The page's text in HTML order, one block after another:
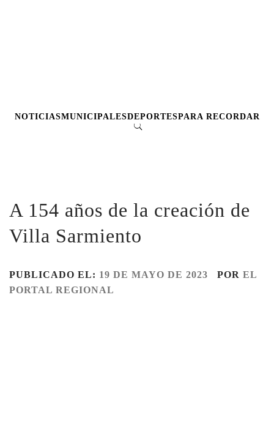
NOTICIASMUNICIPALESDEPORTESPARA RECORDAR
A 154 años de la creación de
Villa Sarmiento
PUBLICADO EL: 19 DE MAYO DE 2023 POR EL
PORTAL REGIONAL